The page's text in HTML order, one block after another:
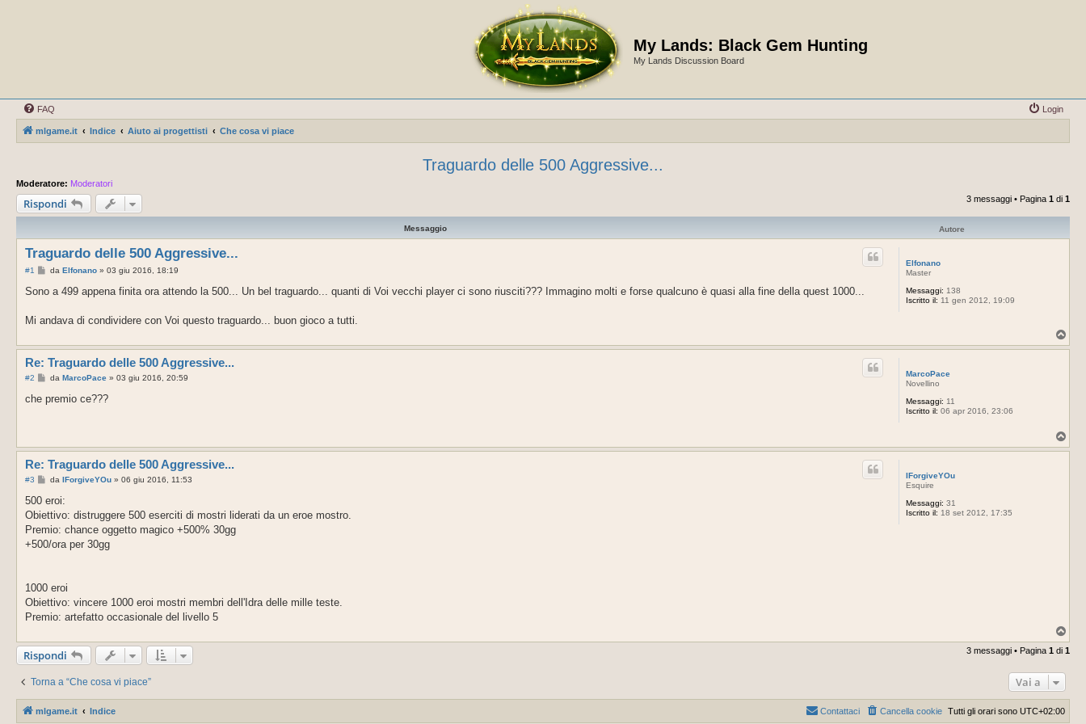
My Lands: Black Gem Hunting
My Lands Discussion Board
FAQ Login
mlgame.it Indice Aiuto ai progettisti Che cosa vi piace
Traguardo delle 500 Aggressive...
Moderatore: Moderatori
Rispondi 3 messaggi • Pagina 1 di 1
Messaggio Autore
Elfonano
Master
Messaggi: 138
Iscritto il: 11 gen 2012, 19:09
Traguardo delle 500 Aggressive...
#1
M
s
g
o
da Elfonano» 03 giu 2016, 18:19
Sono a 499 appena finita ora attendo la 500... Un bel traguardo... quanti di Voi vecchi player ci sono riusciti??? Immagino molti e forse qualcuno è quasi alla fine della quest 1000...
Mi andava di condividere con Voi questo traguardo... buon gioco a tutti.
o
MarcoPace
Novellino
Messaggi: 11
Iscritto il: 06 apr 2016, 23:06
Re: Traguardo delle 500 Aggressive...
#2
M
s
s
o
da MarcoPace» 03 giu 2016, 20:59
che premio ce???
o
IForgiveYOu
Esquire
Messaggi: 31
Iscritto il: 18 set 2012, 17:35
Re: Traguardo delle 500 Aggressive...
#3
M
s
a
g
i
da IForgiveYOu» 06 giu 2016, 11:53
500 eroi:
Obiettivo: distruggere 500 eserciti di mostri liderati da un eroe mostro.
Premio: chance oggetto magico +500% 30gg
+500/ora per 30gg
1000 eroi
Obiettivo: vincere 1000 eroi mostri membri dell'Idra delle mille teste.
Premio: artefatto occasionale del livello 5
o
p
Rispondi 3 messaggi • Pagina 1 di 1
Torna a “Che cosa vi piace” Vai a
mlgame.it Indice Tutti gli orari sono UTC+02:00
Cancella cookie
Contattaci